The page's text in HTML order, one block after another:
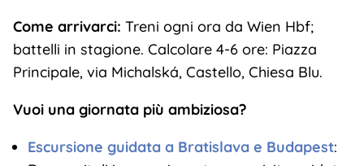
Come arrivarci: Treni ogni ora da Wien Hbf;
battelli in stagione. Calcolare 4-6 ore: Piazza
Principale, via Michalská, Castello, Chiesa Blu.
Vuoi una giornata più ambiziosa?
Escursione guidata a Bratislava e Budapest: